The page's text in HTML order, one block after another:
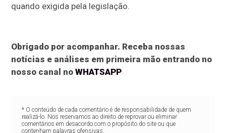
quando exigida pela legislação.
Obrigado por acompanhar. Receba nossas
notícias e análises em primeira mão entrando no
nosso canal noWHATSAPP
* O conteúdo de cada comentário é de responsabilidade de quem
realizá-lo. Nos reservamos ao direito de reprovar ou eliminar
comentários em desacordo com o propósito do site ou que
contenham palavras ofensivas.